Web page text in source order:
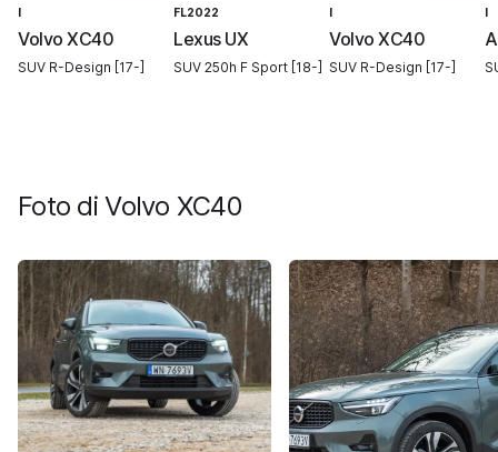
I
Volvo XC40
SUV R-Design [17-]
FL2022
Lexus UX
SUV 250h F Sport [18-]
I
Volvo XC40
SUV R-Design [17-]
I
Foto diVolvo XC40